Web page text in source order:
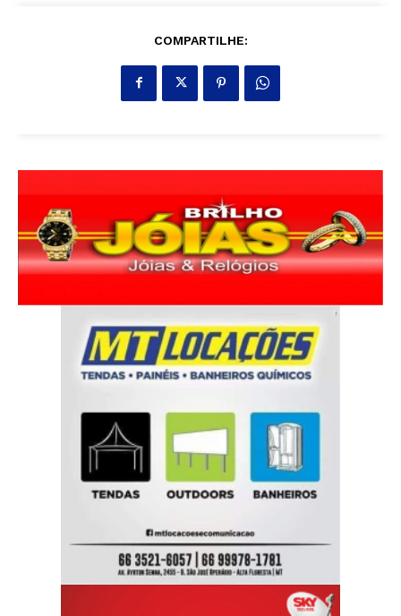
COMPARTILHE: